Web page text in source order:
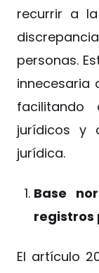
recurrir a la
personas.
innecesaria
jurídicos y
jurídica.
Base
registros
El artículo